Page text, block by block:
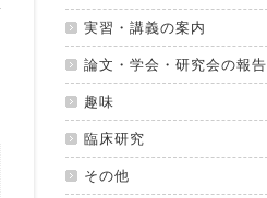
実習・講義の案内
論文・学会・研究会の報告
趣味
臨床研究
その他